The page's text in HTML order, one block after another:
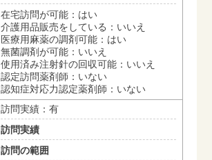
在宅訪問が可能：はい
介護用品販売をしている：いいえ
医療用麻薬の調剤可能：はい
無菌調剤が可能：いいえ
使用済み注射針の回収可能：いいえ
認定訪問薬剤師：いない
認知症対応力認定薬剤師：いない
訪問実績：有
訪問実績
訪問の範囲